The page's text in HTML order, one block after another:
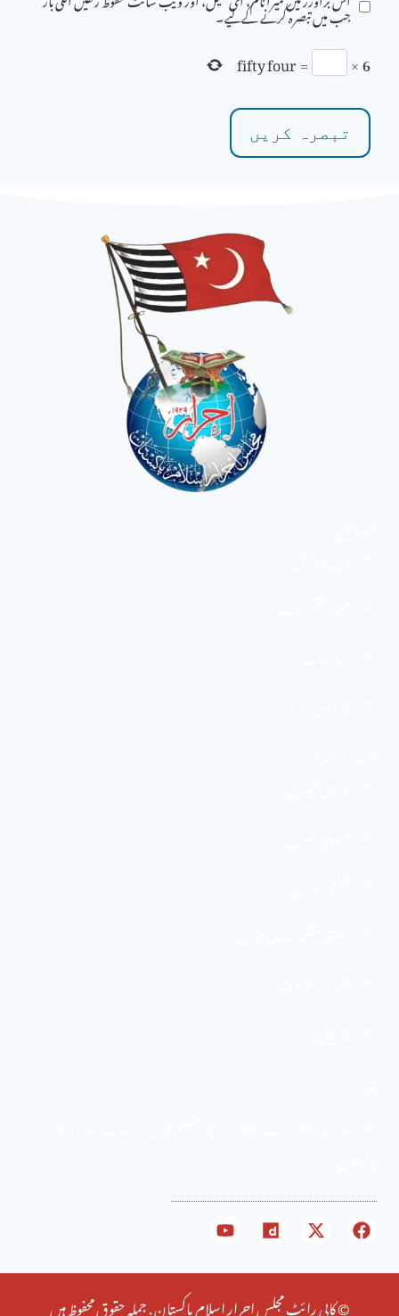
جب میں تبصرہ کرنے کےلیے۔
6
×
=
fifty four
© کاپی رائٹ مجلس احرار اسلام پاکستان . جملہ حقوق محفوظ ہیں